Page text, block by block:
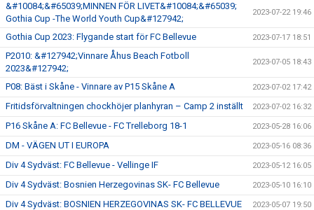
&#10084;&#65039;MINNEN FÖR LIVET&#10084;&#65039;
Gothia Cup -The World Youth Cup&#127942;
2023-07-22 19:46
Gothia Cup 2023: Flygande start för FC Bellevue 2023-07-17 18:51
P2010: &#127942;Vinnare Åhus Beach Fotboll
2023&#127942;
2023-07-05 18:43
P08: Bäst i Skåne - Vinnare av P15 Skåne A 2023-07-02 17:42
Fritidsförvaltningen chockhöjer planhyran – Camp 2 inställt 2023-07-02 16:32
P16 Skåne A: FC Bellevue - FC Trelleborg 18-1 2023-05-28 16:06
DM - VÄGEN UT I EUROPA 2023-05-16 08:36
Div 4 Sydväst: FC Bellevue - Vellinge IF 2023-05-12 16:05
Div 4 Sydväst: Bosnien Herzegovinas SK- FC Bellevue 2023-05-10 16:10
Div 4 Sydväst: BOSNIEN HERZEGOVINAS SK- FC BELLEVUE 2023-05-07 19:50